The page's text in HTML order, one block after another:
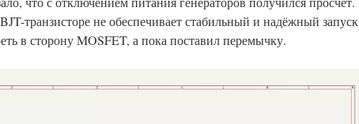
транзисторе не обеспечивает стабильный и надёжный запуск
в сторону MOSFET, а пока поставил перемычку.